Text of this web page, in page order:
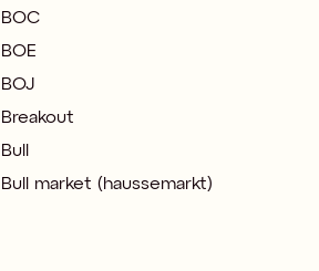
BOC
BOE
BOJ
Breakout
Bull
Bull market (haussemarkt)